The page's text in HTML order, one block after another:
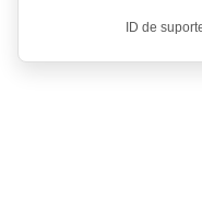
ID de